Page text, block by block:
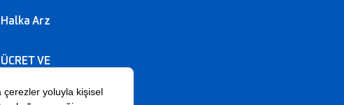
Halka Arz
ÜCRET VE